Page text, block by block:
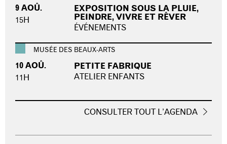
9 AOÛ.
15H
EXPOSITION SOUS LA PLUIE,
PEINDRE, VIVRE ET RÊVER
ÉVÉNEMENTS
MUSÉE DES BEAUX-ARTS
10 AOÛ.
11H
PETITE FABRIQUE
ATELIER ENFANTS
CONSULTER TOUT L’AGENDA